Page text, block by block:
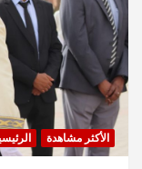
الأكثر مشاهدة